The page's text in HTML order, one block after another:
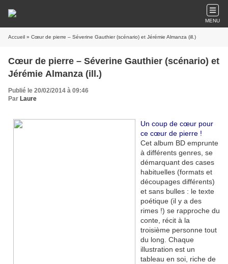
MENU
Accueil » Cœur de pierre – Séverine Gauthier (scénario) et Jérémie Almanza (ill.)
Cœur de pierre – Séverine Gauthier (scénario) et
Jérémie Almanza (ill.)
Publié le 20/02/2014 à 09:46
Par Laure
Un coup de cœur pour
ce cœur de pierre !
Cet album BD emprunte
à différents genres, se
démarquant des cases
habituelles (formats et
découpages différents)
et sans bulles : le texte
poétique (il y a des
rimes !) se rapproche du
conte, récit à la
troisième personne tout
du long. Chaque
illustration est un
tableau en soi, riche de